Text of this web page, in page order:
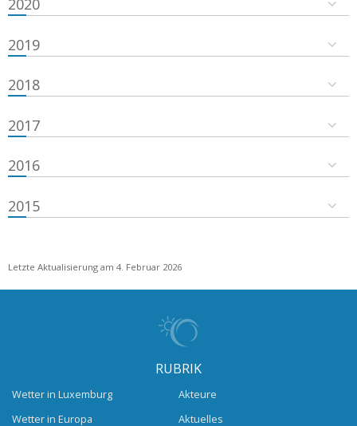
2020
2019
2018
2017
2016
2015
Letzte Aktualisierung am 4. Februar 2026
RUBRIK
Wetter in Luxemburg
Wetter in Europa
Akteure
Aktuelles